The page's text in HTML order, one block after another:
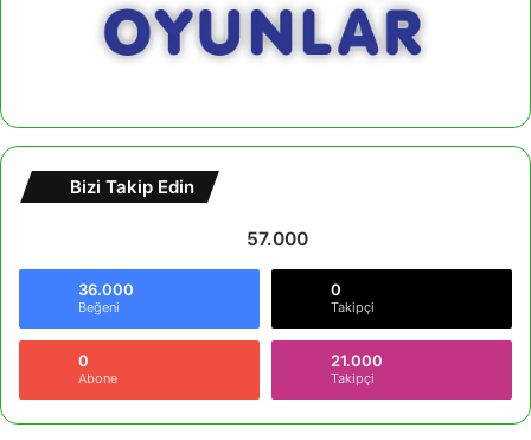
Bizi Takip Edin
57.000
36.000
Beğeni
0
Takipçi
0
Abone
21.000
Takipçi